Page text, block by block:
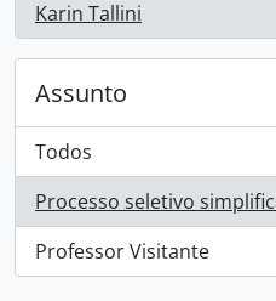
Karin Tallini
, 2 resultados
Assunto
Todos
Processo seletivo
, 2 resultados
Professor Visitante
, 1 resultados